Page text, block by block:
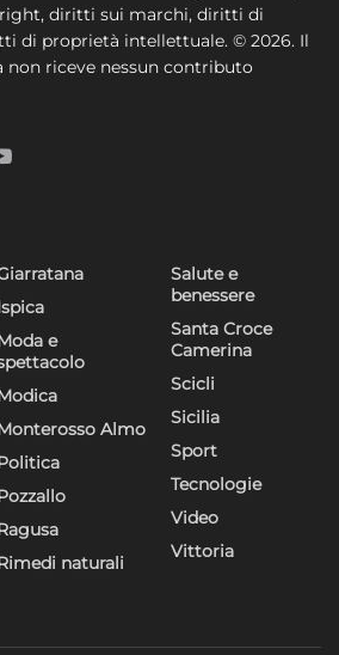
diritti sui marchi, diritti di
di proprietà intellettuale. © 2026. Il
non riceve nessun contributo
e
Almo
naturali
Salute e
benessere
Santa Croce
Camerina
Scicli
Sicilia
Sport
Tecnologie
Video
Vittoria